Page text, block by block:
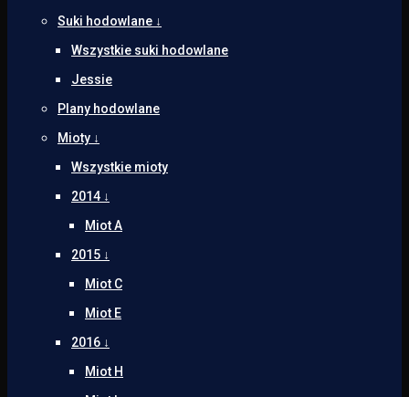
Suki hodowlane ↓
Wszystkie suki hodowlane
Jessie
Plany hodowlane
Mioty ↓
Wszystkie mioty
2014 ↓
Miot A
2015 ↓
Miot C
Miot E
2016 ↓
Miot H